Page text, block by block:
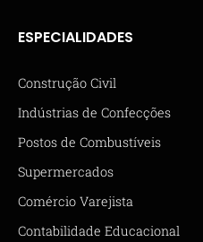
ESPECIALIDADES
Construção Civil
Indústrias de Confecções
Postos de Combustíveis
Supermercados
Comércio Varejista
Contabilidade Educacional